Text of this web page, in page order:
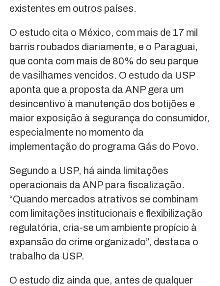
existentes em outros países.
O estudo cita o México, com mais de 17 mil
barris roubados diariamente, e o Paraguai,
que conta com mais de 80% do seu parque
de vasilhames vencidos. O estudo da USP
aponta que a proposta da ANP gera um
desincentivo à manutenção dos botijões e
maior exposição à segurança do consumidor,
especialmente no momento da
implementação do programa Gás do Povo.
Segundo a USP, há ainda limitações
operacionais da ANP para fiscalização.
“Quando mercados atrativos se combinam
com limitações institucionais e flexibilização
regulatória, cria-se um ambiente propício à
expansão do crime organizado”, destaca o
trabalho da USP.
O estudo diz ainda que, antes de qualquer